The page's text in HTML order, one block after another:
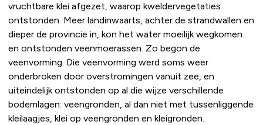
vruchtbare klei afgezet, waarop kweldervegetaties
ontstonden. Meer landinwaarts, achter de strandwallen en
dieper de provincie in, kon het water moeilijk wegkomen
en ontstonden veenmoerassen. Zo begon de
veenvorming. Die veenvorming werd soms weer
onderbroken door overstromingen vanuit zee, en
uiteindelijk ontstonden op al die wijze verschillende
bodemlagen: veengronden, al dan niet met tussenliggende
kleilaagjes, klei op veengronden en kleigronden.